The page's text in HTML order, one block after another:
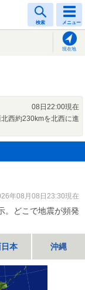
検索 メニュー
現在地
08日22:00現在
西約230kmを北西に進
年08月08日23:30現在
。どこで地震が頻発
本 沖縄